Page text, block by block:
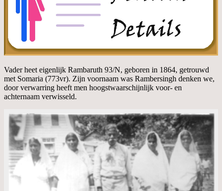
Vader heet eigenlijk Rambaruth 93/N, geboren in 1864, getrouwd
met Somaria (773vr). Zijn voornaam was Rambersingh denken we,
door verwarring heeft men hoogstwaarschijnlijk voor- en
achternaam verwisseld.